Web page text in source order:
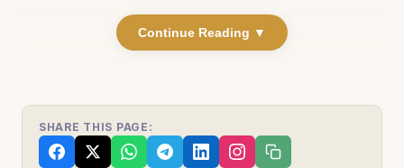
Continue Reading ▼
SHARE THIS PAGE: